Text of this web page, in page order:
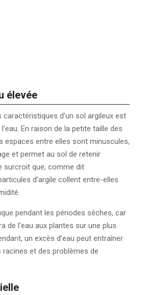
élevée
caractéristiques d’un sol argileux est
En raison de la petite taille des
espaces entre elles sont minuscules,
et permet au sol de retenir
surcroit que, comme dit
d’argile collent entre-elles
pendant les périodes sèches, car
de l’eau aux plantes sur une plus
un excès d’eau peut entraîner
et des problèmes de